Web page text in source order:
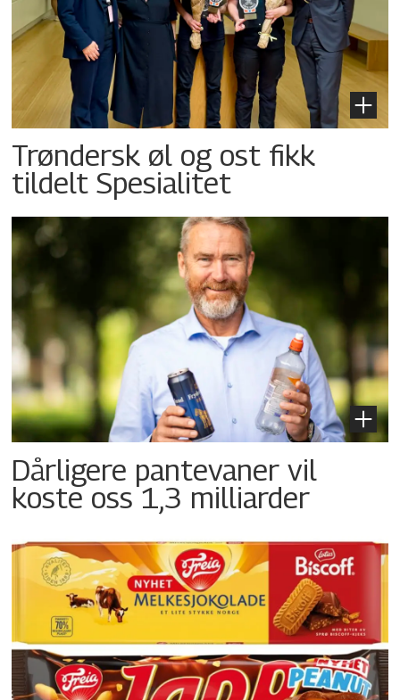
Trøndersk øl og ost fikk
tildelt Spesialitet
Dårligere pantevaner vil
koste oss 1,3 milliarder